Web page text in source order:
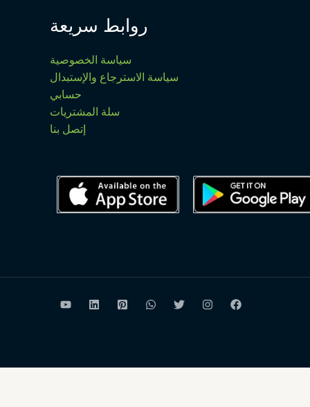
روابط سريعة
سياسة الخصوصية
سياسة الاسترجاع والإستبدال
حسابي
سلة المشتريات
إتصل بنا